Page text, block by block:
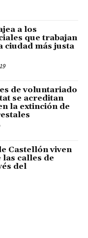
a los
que trabajan
ciudad más justa
de voluntariado
se acreditan
la extinción de
Castellón viven
las calles de
del